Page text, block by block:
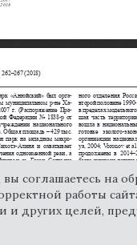
вы соглашаетесь на
работы
и других целей,